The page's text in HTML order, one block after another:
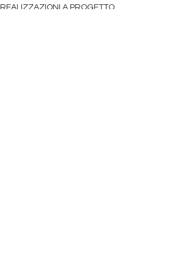
REALIZZAZIONI A PROGETTO